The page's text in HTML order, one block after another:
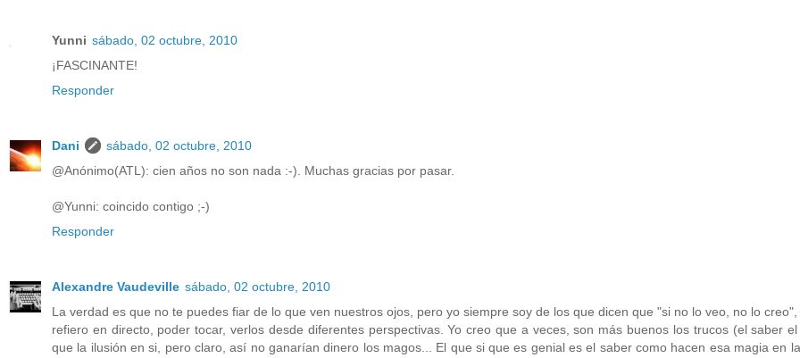
Yunni sábado, 02 octubre, 2010
¡FASCINANTE!
Responder
Dani
sábado, 02 octubre, 2010
@Anónimo(ATL): cien años no son nada :-). Muchas gracias por pasar.
@Yunni: coincido contigo ;-)
Responder
Alexandre Vaudeville sábado, 02 octubre, 2010
La verdad es que no te puedes fiar de lo que ven nuestros ojos, pero yo siempre soy de los que dicen que "si no lo veo, no lo
refiero en directo, poder tocar, verlos desde diferentes perspectivas. Yo creo que a veces, son más buenos los trucos (el saber el
que la ilusión en si, pero claro, así no ganarían dinero los magos... El que si que es genial es el saber como hacen esa magia en